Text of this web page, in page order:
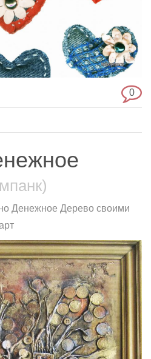
0
Денежное Дерево своими